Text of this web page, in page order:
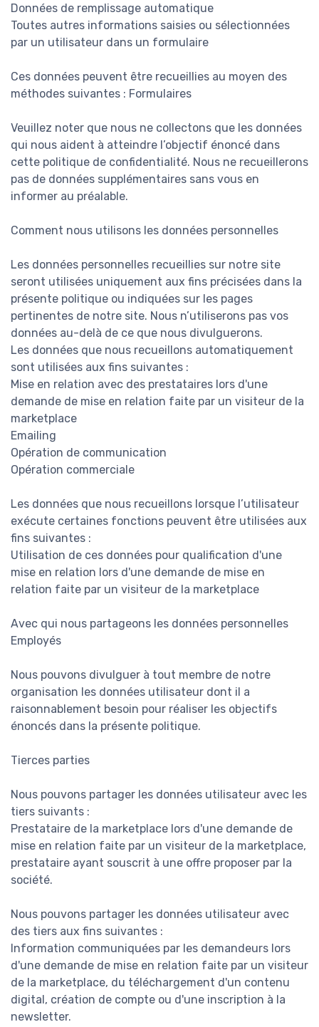
Données de remplissage automatique
Toutes autres informations saisies ou sélectionnées
par un utilisateur dans un formulaire
Ces données peuvent être recueillies au moyen des
méthodes suivantes : Formulaires
Veuillez noter que nous ne collectons que les données
qui nous aident à atteindre l’objectif énoncé dans
cette politique de confidentialité. Nous ne recueillerons
pas de données supplémentaires sans vous en
informer au préalable.
Comment nous utilisons les données personnelles
Les données personnelles recueillies sur notre site
seront utilisées uniquement aux fins précisées dans la
présente politique ou indiquées sur les pages
pertinentes de notre site. Nous n’utiliserons pas vos
données au-delà de ce que nous divulguerons.
Les données que nous recueillons automatiquement
sont utilisées aux fins suivantes :
Mise en relation avec des prestataires lors d'une
demande de mise en relation faite par un visiteur de la
marketplace
Emailing
Opération de communication
Opération commerciale
Les données que nous recueillons lorsque l’utilisateur
exécute certaines fonctions peuvent être utilisées aux
fins suivantes :
Utilisation de ces données pour qualification d'une
mise en relation lors d'une demande de mise en
relation faite par un visiteur de la marketplace
Avec qui nous partageons les données personnelles
Employés
Nous pouvons divulguer à tout membre de notre
organisation les données utilisateur dont il a
raisonnablement besoin pour réaliser les objectifs
énoncés dans la présente politique.
Tierces parties
Nous pouvons partager les données utilisateur avec les
tiers suivants :
Prestataire de la marketplace lors d'une demande de
mise en relation faite par un visiteur de la marketplace,
prestataire ayant souscrit à une offre proposer par la
société.
Nous pouvons partager les données utilisateur avec
des tiers aux fins suivantes :
Information communiquées par les demandeurs lors
d'une demande de mise en relation faite par un visiteur
de la marketplace, du téléchargement d'un contenu
digital, création de compte ou d'une inscription à la
newsletter.